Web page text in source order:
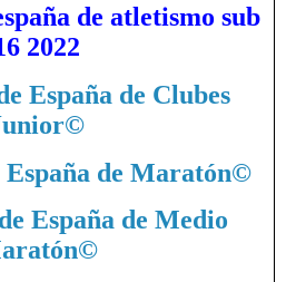
de atletismo sub
2022
España de Clubes
©
España de Maratón©
España de Medio
©